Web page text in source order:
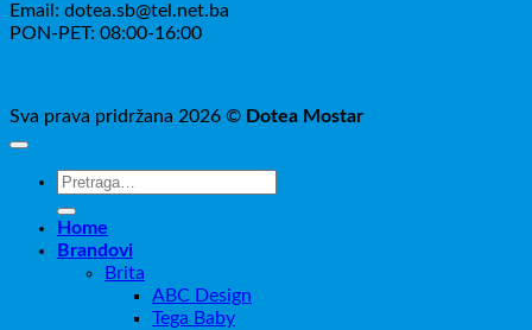
Email: dotea.sb@tel.net.ba
PON-PET: 08:00-16:00
Sva prava pridržana 2026 © Dotea Mostar
Pretraži:
Home
Brandovi
Brita
ABC Design
Tega Baby